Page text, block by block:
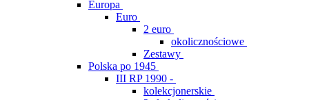
Europa
Euro
2 euro
okolicznościowe
Zestawy
Polska po 1945
III RP 1990 -
kolekcjonerskie